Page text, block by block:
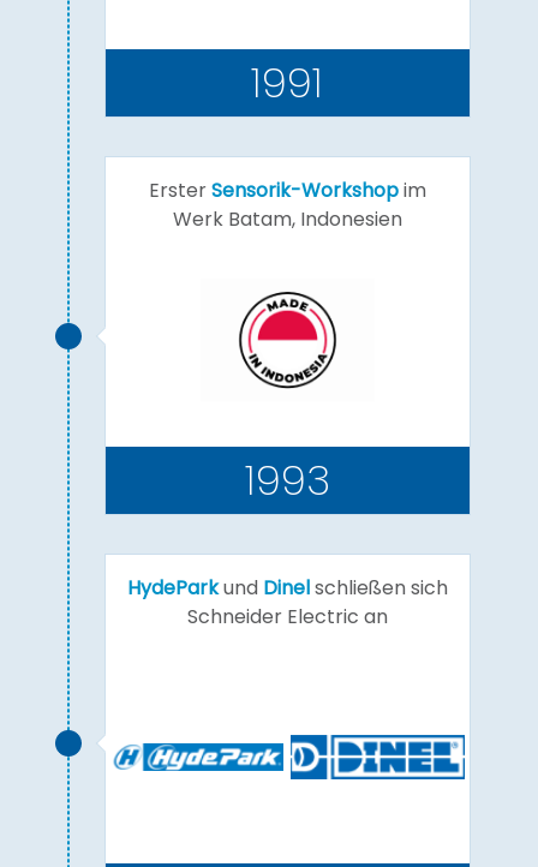
1991
ErsterSensorik-Workshopim
Werk Batam, Indonesien
1993
HydeParkund Dinelschließen sich
Schneider Electric an